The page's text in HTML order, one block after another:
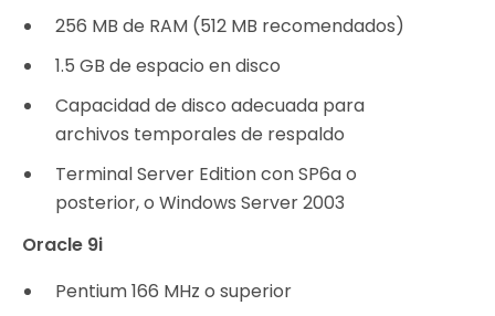
256 MB de RAM (512 MB recomendados)
1.5 GB de espacio en disco
Capacidad de disco adecuada para
archivos temporales de respaldo
Terminal Server Edition con SP6a o
posterior, o Windows Server 2003
Oracle 9i
Pentium 166 MHz o superior